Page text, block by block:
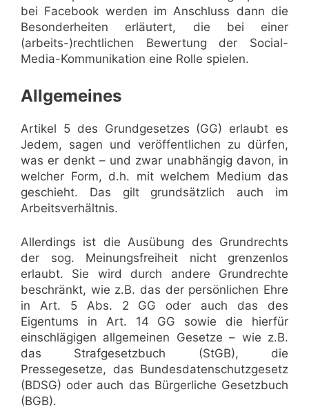
bei Facebook werden im Anschluss dann die
Besonderheiten erläutert, die bei einer
(arbeits-)rechtlichen Bewertung der Social-
Media-Kommunikation eine Rolle spielen.
Allgemeines
Artikel 5 des Grundgesetzes (GG) erlaubt es
Jedem, sagen und veröffentlichen zu dürfen,
was er denkt – und zwar unabhängig davon, in
welcher Form, d.h. mit welchem Medium das
geschieht. Das gilt grundsätzlich auch im
Arbeitsverhältnis.
Allerdings ist die Ausübung des Grundrechts
der sog. Meinungsfreiheit nicht grenzenlos
erlaubt. Sie wird durch andere Grundrechte
beschränkt, wie z.B. das der persönlichen Ehre
in Art. 5 Abs. 2 GG oder auch das des
Eigentums in Art. 14 GG sowie die hierfür
einschlägigen allgemeinen Gesetze – wie z.B.
das Strafgesetzbuch (StGB), die
Pressegesetze, das Bundesdatenschutzgesetz
(BDSG) oder auch das Bürgerliche Gesetzbuch
(BGB).